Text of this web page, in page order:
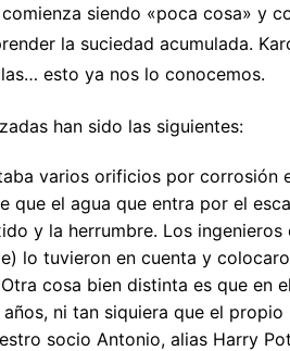
siendo «poca cosa» y
la suciedad acumulada.
esto ya nos lo conocemos.
han sido las siguientes:
varios orificios por corrosión
que el agua que entra por el
y la herrumbre. Los ingenieros
lo tuvieron en cuenta y
cosa bien distinta es que en
ni tan siquiera que el
socio Antonio, alias Harry